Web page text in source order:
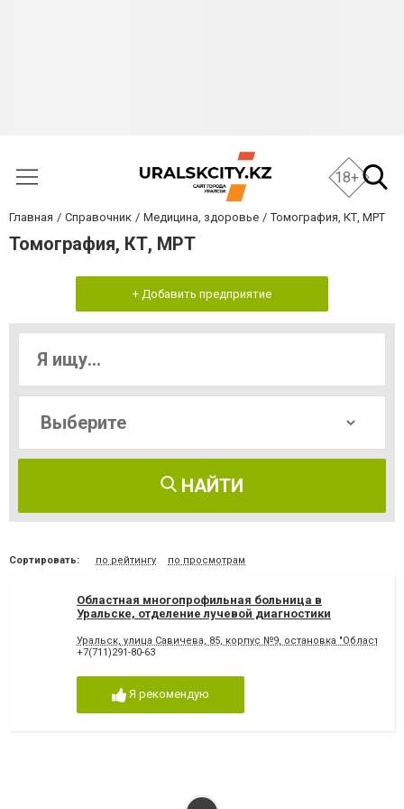
18+
Главная Справочник Медицина, здоровье Томография, КТ, МРТ
Томография, КТ, МРТ
+ Добавить предприятие
НАЙТИ
Сортировать: по рейтингу по просмотрам
Областная многопрофильная больница в
Уральске, отделение лучевой диагностики
Уральск, улица Савичева, 85, корпус №9, остановка "Областная
+7(711)291-80-63
Я рекомендую